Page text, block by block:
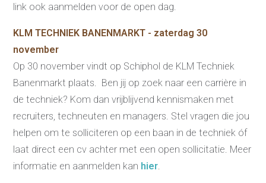
link ook aanmelden voor de open dag.
KLM TECHNIEK BANENMARKT - zaterdag 30
november
Op 30 november vindt op Schiphol de KLM Techniek
Banenmarkt plaats. Ben jij op zoek naar een carrière in
de techniek? Kom dan vrijblijvend kennismaken met
recruiters, techneuten en managers. Stel vragen die jou
helpen om te solliciteren op een baan in de techniek óf
laat direct een cv achter met een open sollicitatie. Meer
informatie en aanmelden kan hier